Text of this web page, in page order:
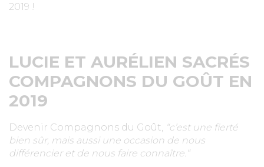
2019 !
LUCIE ET AURÉLIEN SACRÉS
COMPAGNONS DU GOÛT EN
2019
Devenir Compagnons du Goût, “c’est une fierté
bien sûr, mais aussi une occasion de nous
différencier et de nous faire connaître.“